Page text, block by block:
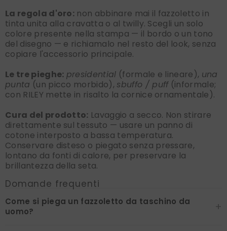
La regola d'oro: non abbinare mai il fazzoletto in
tinta unita alla cravatta o al twilly. Scegli un solo
colore presente nella stampa — il bordo o un tono
del disegno — e richiamalo nel resto del look, senza
copiare l'accessorio principale.
Le tre pieghe: presidential (formale e lineare), una
punta (un picco morbido), sbuffo / puff(informale;
con RILEY mette in risalto la cornice ornamentale).
Cura del prodotto: Lavaggio a secco. Non stirare
direttamente sul tessuto — usare un panno di
cotone interposto a bassa temperatura.
Conservare disteso o piegato senza pressare,
lontano da fonti di calore, per preservare la
brillantezza della seta.
Domande frequenti
Come si piega un fazzoletto da taschino da
uomo?
+